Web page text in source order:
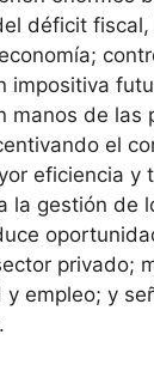
déficit
impositiva
manos de las
el
eficiencia y
la gestión de
privado;
empleo; y